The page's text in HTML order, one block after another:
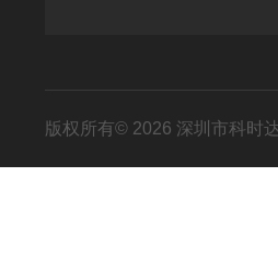
版权所有© 2026 深圳市科